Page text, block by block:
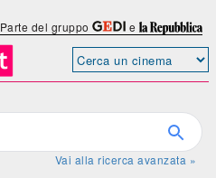
Parte del gruppo e
Vai alla ricerca avanzata »